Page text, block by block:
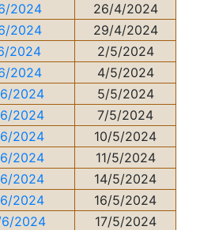
2024
26/4/2024
2024
29/4/2024
2024
2/5/2024
2024
4/5/2024
2024
5/5/2024
2024
7/5/2024
2024
10/5/2024
2024
11/5/2024
2024
14/5/2024
2024
16/5/2024
2024
17/5/2024